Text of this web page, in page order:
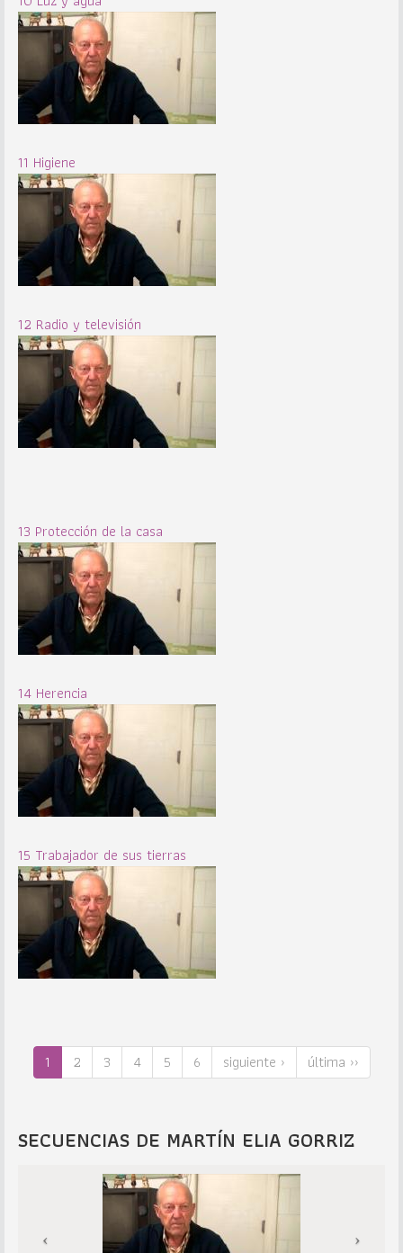
11 Higiene
12 Radio y televisión
13 Protección de la casa
14 Herencia
15 Trabajador de sus tierras
1 2 3 4 5 6 siguiente › última ››
SECUENCIAS DE MARTÍN ELIA GORRIZ